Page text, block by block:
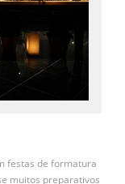
festas de formatura
muitos preparativos